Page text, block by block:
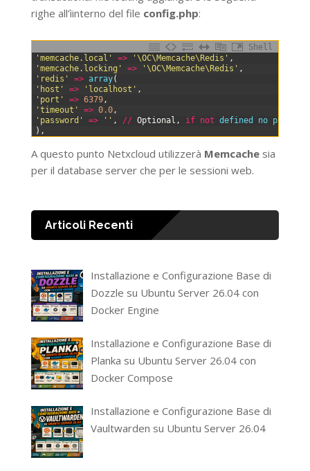
righe all’ìinterno del file config.php:
Shell
'memcache.local' => '\OC\Memcache\Redis' ,
'memcache.locking'
=> '\OC\Memcache\Redis' ,
'redis'
=> array(
'host'
=> 'localhost' ,
'port'
=> 6379,
'timeout'
=> 0.0,
'password'
=> '' , // Optional , if not defined no
) ,
A questo punto Netxcloud utilizzerà Memcachesia
per il database server che per le sessioni web.
Articoli Recenti
Installazione e Configurazione Base di
Dozzle su Ubuntu Server 26.04 con
Docker Engine
Installazione e Configurazione Base di
Planka su Ubuntu Server 26.04 con
Docker Compose
Installazione e Configurazione Base di
Vaultwarden su Ubuntu Server 26.04